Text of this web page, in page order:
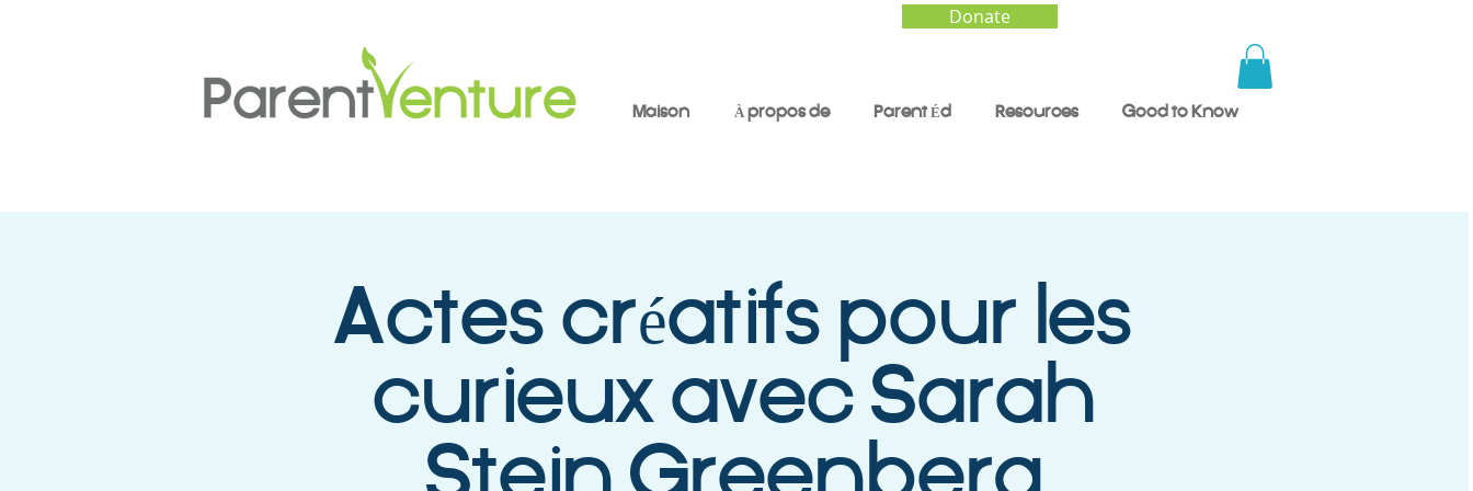
Donate
Maison À propos de Parent Éd Resources Good to Know
Actes créatifs pour les
curieux avec Sarah